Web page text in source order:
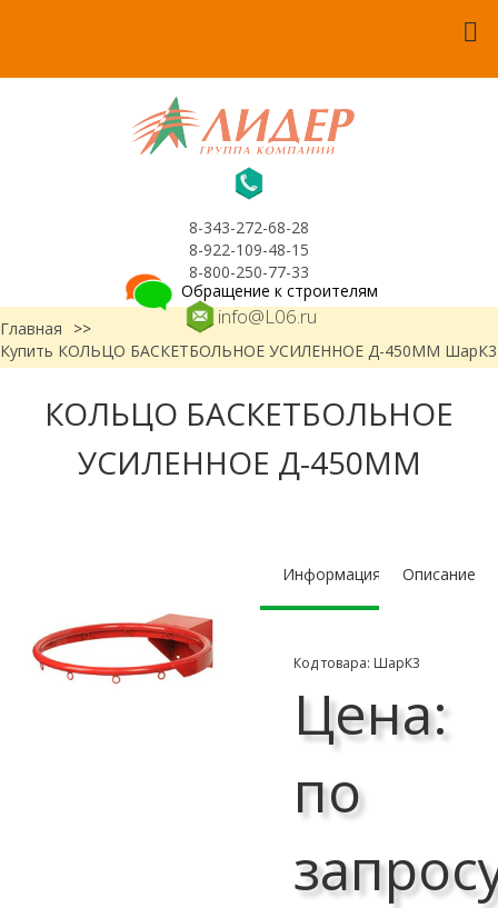
8-343-272-68-28
8-922-109-48-15
8-800-250-77-33
info@L06.ru
Обращение к строителям
Главная
>>
Купить КОЛЬЦО БАСКЕТБОЛЬНОЕ УСИЛЕННОЕ Д-450ММ ШарК3
КОЛЬЦО БАСКЕТБОЛЬНОЕ
УСИЛЕННОЕ Д-450ММ
Информация Описание
Код товара: ШарК3
Цена:
по